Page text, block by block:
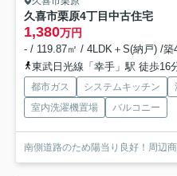
久喜市栗原4丁目中古住宅
1,380万円
- / 119.87㎡ / 4LDK＋S(納戸) /築
東武日光線「幸手」駅 徒歩16
都市ガス システムキッチン
室内洗濯機置場
バルコニー
南側道路のため陽当り良好！周辺